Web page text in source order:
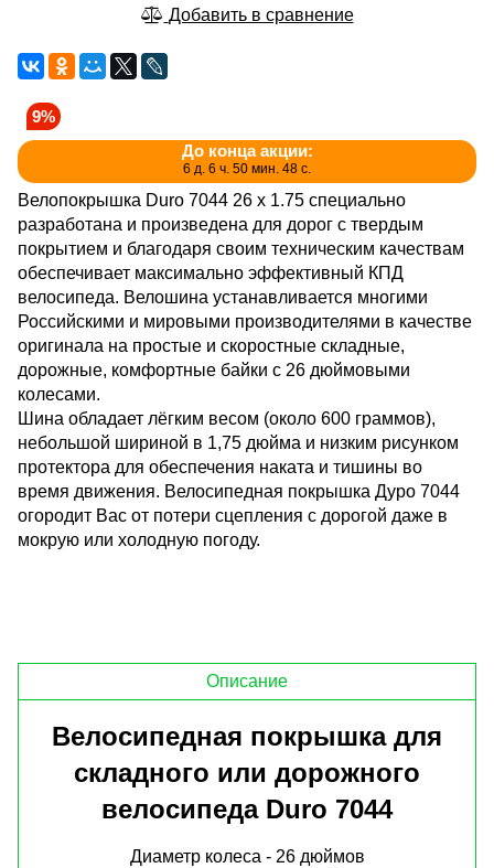
Добавить в сравнение
9%
До конца акции:
6 д. 6 ч. 50 мин. 47 с.
Велопокрышка Duro 7044 26 x 1.75 специально
разработана и произведена для дорог с твердым
покрытием и благодаря своим техническим качествам
обеспечивает максимально эффективный КПД
велосипеда. Велошина устанавливается многими
Российскими и мировыми производителями в качестве
оригинала на простые и скоростные складные,
дорожные, комфортные байки с 26 дюймовыми
колесами.
Шина обладает лёгким весом (около 600 граммов),
небольшой шириной в 1,75 дюйма и низким рисунком
протектора для обеспечения наката и тишины во
время движения. Велосипедная покрышка Дуро 7044
огородит Вас от потери сцепления с дорогой даже в
мокрую или холодную погоду.
Описание
Велосипедная покрышка для
складного или дорожного
велосипеда Duro 7044
Диаметр колеса - 26 дюймов